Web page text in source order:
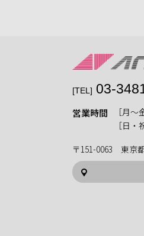
[TEL] 03-
営業時間
［月
［日
〒151-0063 東京